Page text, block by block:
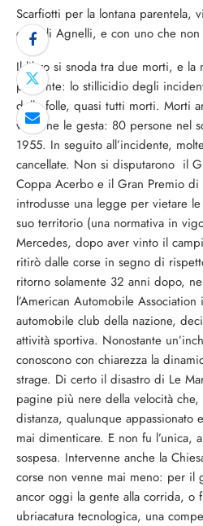
Scarfiotti per la lontana parentela,
con gli Agnelli, e con uno che non
Il libro si snoda tra due morti, e la
presente: lo stillicidio degli
delle folle, quasi tutti morti. Morti
vederne le gesta: 80 persone nel
1955. In seguito all’incidente,
cancellate. Non si disputarono il
Coppa Acerbo e il Gran Premio di
introdusse una legge per vietare
suo territorio (una normativa in
Mercedes, dopo aver vinto il
ritirò dalle corse in segno di
ritorno solamente 32 anni dopo,
l’American Automobile
automobile club della nazione,
attività sportiva. Nonostante
conoscono con chiarezza la
strage. Di certo il disastro di Le
pagine più nere della velocità
distanza, qualunque
mai dimenticare. E non fu l’unica,
sospesa. Intervenne anche la
corse non venne mai meno: per il
ancor oggi la gente alla corrida, o
ubriacatura tecnologica, una